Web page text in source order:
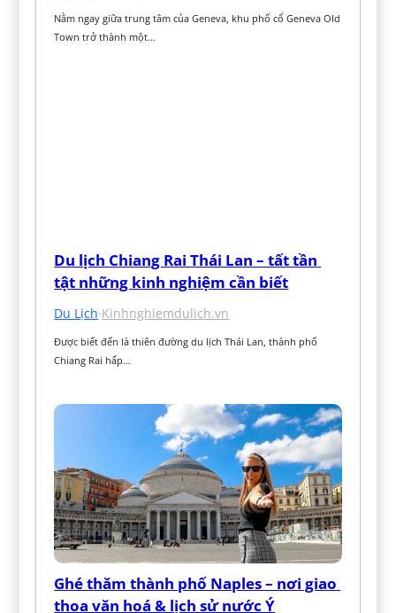
Nằm ngay giữa trung tâm của Geneva, khu phố cổ Geneva Old
Town trở thành một…
Du lịch Chiang Rai Thái Lan – tất tần
tật những kinh nghiệm cần biết
Du Lịch·Kinhnghiemdulich.vn
Được biết đến là thiên đường du lịch Thái Lan, thành phố
Chiang Rai hấp…
Ghé thăm thành phố Naples – nơi giao
thoa văn hoá & lịch sử nước Ý